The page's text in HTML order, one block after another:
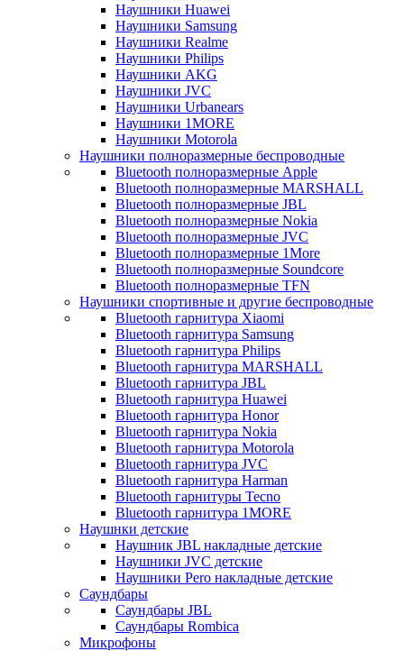
Наушники Huawei
Наушники Samsung
Наушники Realme
Наушники Philips
Наушники AKG
Наушники JVC
Наушники Urbanears
Наушники 1MORE
Наушники Motorola
Наушники полноразмерные беспроводные
Bluetooth полноразмерные Apple
Bluetooth полноразмерные MARSHALL
Bluetooth полноразмерные JBL
Bluetooth полноразмерные Nokia
Bluetooth полноразмерные JVC
Bluetooth полноразмерные 1More
Bluetooth полноразмерные Soundcore
Bluetooth полноразмерные TFN
Наушники спортивные и другие беспроводные
Bluetooth гарнитура Xiaomi
Bluetooth гарнитура Samsung
Bluetooth гарнитура Philips
Bluetooth гарнитура MARSHALL
Bluetooth гарнитура JBL
Bluetooth гарнитура Huawei
Bluetooth гарнитура Honor
Bluetooth гарнитура Nokia
Bluetooth гарнитура Motorola
Bluetooth гарнитура JVC
Bluetooth гарнитура Harman
Bluetooth гарнитуры Tecno
Bluetooth гарнитура 1MORE
Наушнки детские
Наушник JBL накладные детские
Наушники JVC детские
Наушники Pero накладные детские
Саундбары
Саундбары JBL
Саундбары Rombica
Микрофоны